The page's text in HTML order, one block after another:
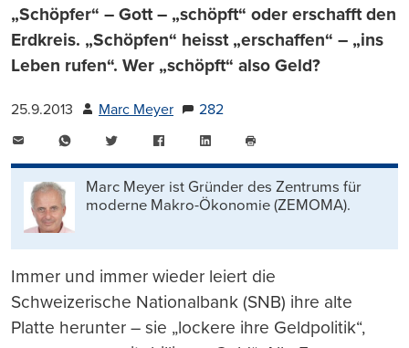
„Schöpfer“ – Gott – „schöpft“ oder erschafft den
Erdkreis. „Schöpfen“ heisst „erschaffen“ – „ins
Leben rufen“. Wer „schöpft“ also Geld?
25.9.2013 Marc Meyer
282
WhatsAppTwitter FacebookLinkedIn
drucken
Marc Meyer ist Gründer des Zentrums für
moderne Makro-Ökonomie (ZEMOMA).
Immer und immer wieder leiert die
Schweizerische Nationalbank (SNB) ihre alte
Platte herunter – sie „lockere ihre Geldpolitik“,